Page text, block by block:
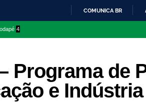
O
COMUNICA BR
4
Programa de
e